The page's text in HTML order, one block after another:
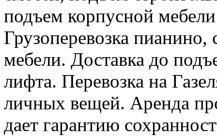
подъем корпусной
Грузоперевозка
мебели. Доставка до
лифта. Перевозка на
личных вещей. Аренда
дает гарантию